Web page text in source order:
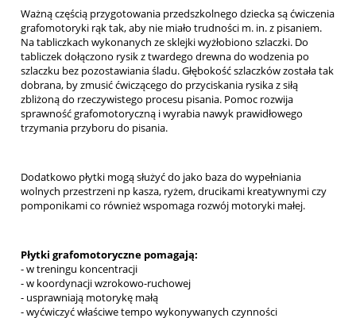
Ważną częścią przygotowania przedszkolnego dziecka są ćwiczenia
grafomotoryki rąk tak, aby nie miało trudności m. in. z pisaniem.
Na tabliczkach wykonanych ze sklejki wyżłobiono szlaczki. Do
tabliczek dołączono rysik z twardego drewna do wodzenia po
szlaczku bez pozostawiania śladu. Głębokość szlaczków została tak
dobrana, by zmusić ćwiczącego do przyciskania rysika z siłą
zbliżoną do rzeczywistego procesu pisania. Pomoc rozwija
sprawność grafomotoryczną i wyrabia nawyk prawidłowego
trzymania przyboru do pisania.
Dodatkowo płytki mogą służyć do jako baza do wypełniania
wolnych przestrzeni np kasza, ryżem, drucikami kreatywnymi czy
pomponikami co również wspomaga rozwój motoryki małej.
Płytki grafomotoryczne pomagają:
- w treningu koncentracji
- w koordynacji wzrokowo-ruchowej
- usprawniają motorykę małą
- wyćwiczyć właściwe tempo wykonywanych czynności